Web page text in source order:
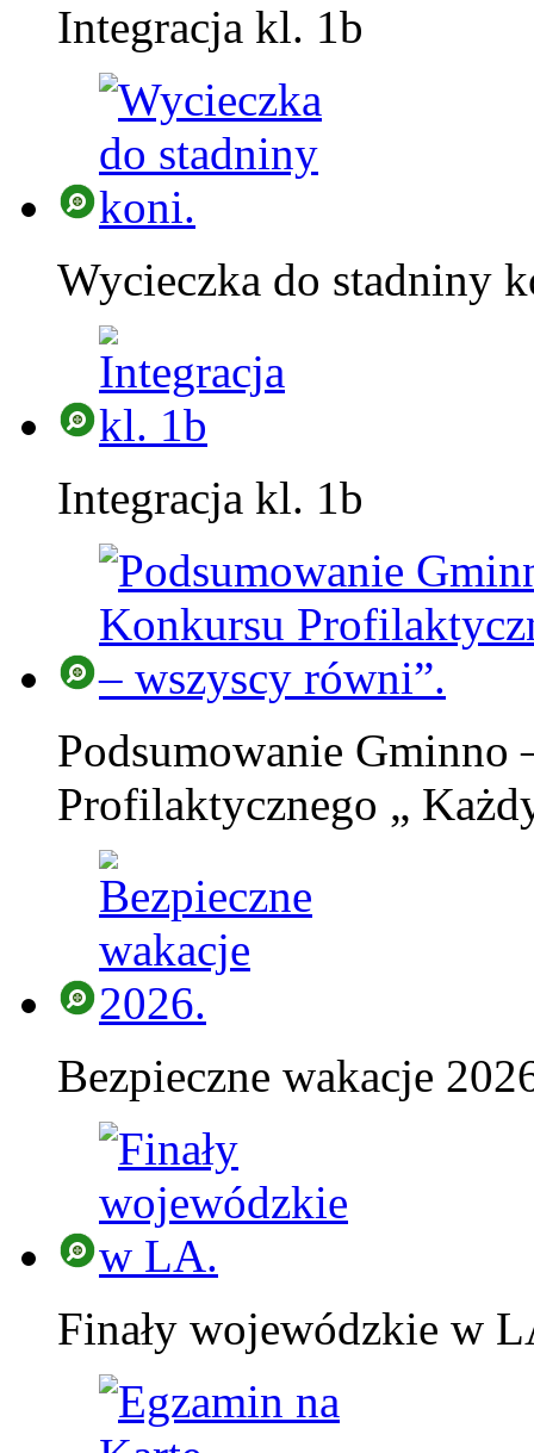
Integracja kl. 1b
Wycieczka do stadniny
Integracja kl. 1b
Podsumowanie Gminno
Profilaktycznego „
Bezpieczne wakacje
Finały wojewódzkie w